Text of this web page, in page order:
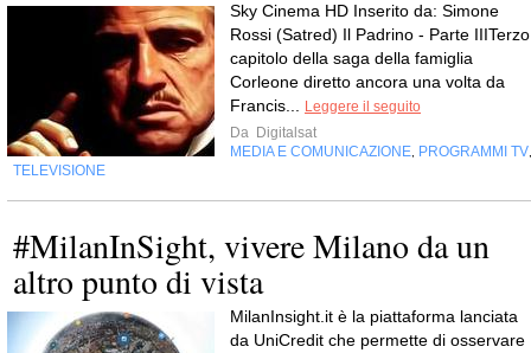
Sky Cinema HD Inserito da: Simone
Rossi (Satred) Il Padrino - Parte IIITerzo
capitolo della saga della famiglia
Corleone diretto ancora una volta da
Francis...
Leggere il seguito
Da Digitalsat
MEDIA E COMUNICAZIONE PROGRAMMI TV
TELEVISIONE
#MilanInSight, vivere Milano da un
altro punto di vista
MilanInsight.it è la piattaforma lanciata
da UniCredit che permette di osservare